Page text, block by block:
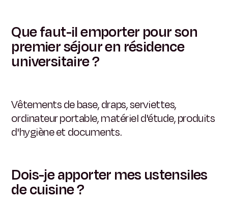
Que faut-il emporter pour son
premier séjour en résidence
universitaire ?
Vêtements de base, draps, serviettes,
ordinateur portable, matériel d'étude, produits
d'hygiène et documents.
Dois-je apporter mes ustensiles
de cuisine ?